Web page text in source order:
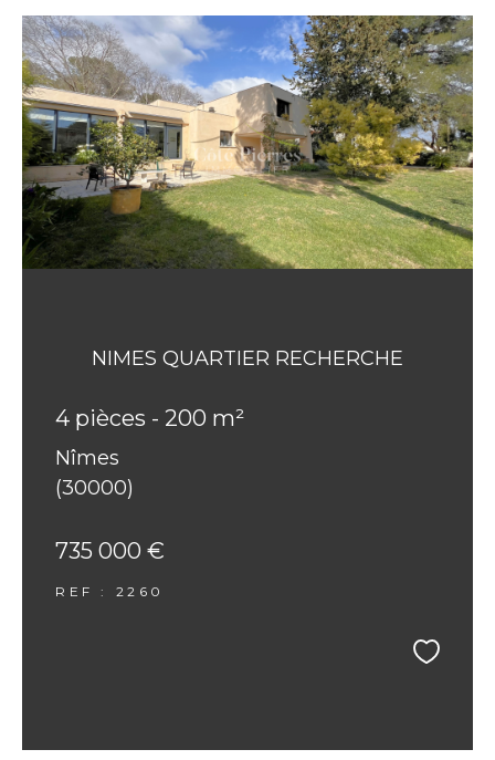
NIMES QUARTIER RECHERCHE
4 pièces - 200 m²
Nîmes
(30000)
735 000 €
REF : 2260